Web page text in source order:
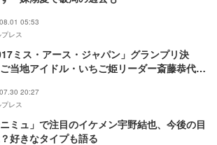
05:53
レス
ミス・アース・ジャパン」グランプリ決
当地アイドル・いちご姫リーダー斎藤恭代さ
20:27
レス
ニミュ」で注目のイケメン宇野結也、今後の目
好きなタイプも語る